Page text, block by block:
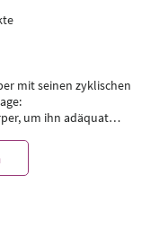
mit seinen zyklischen
um ihn adäquat
der „männliche
für
Wissenslücke und